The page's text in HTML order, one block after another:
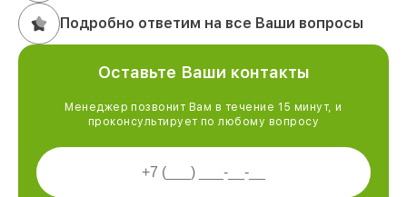
Подробно ответим на все Ваши вопросы
Оставьте Ваши контакты
Менеджер позвонит Вам в течение 15 минут, и
проконсультирует по любому вопросу